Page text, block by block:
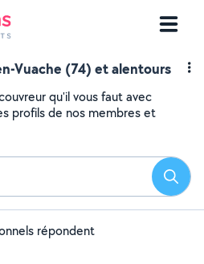
Vuache (74) et alentours
qu'il vous faut avec
profils de nos membres et
répondent